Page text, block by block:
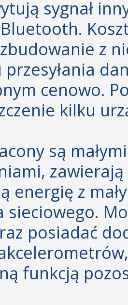
sygnał
Bluetooth.
z
przesyłania
cenowo.
kilku
są
energię z
sieciowego.
posiadać
funkcją